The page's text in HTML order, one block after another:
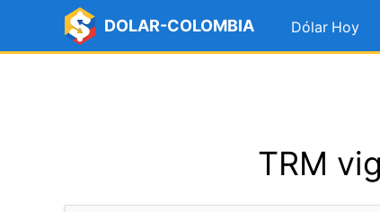
DOLAR-COLOMBIA Dólar Hoy
TRM